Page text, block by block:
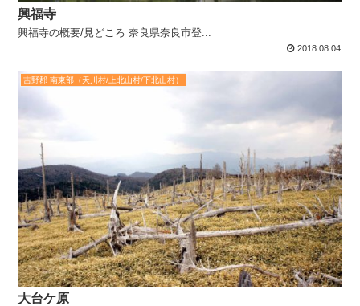
興福寺
興福寺の概要/見どころ 奈良県奈良市登...
2018.08.04
吉野郡 南東部（天川村/上北山村/下北山村）
大台ケ原